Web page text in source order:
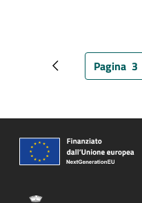
Pagina precedente
Pagina 3